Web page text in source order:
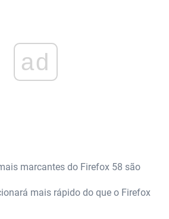
ad
marcantes do Firefox 58 são
mais rápido do que o Firefox